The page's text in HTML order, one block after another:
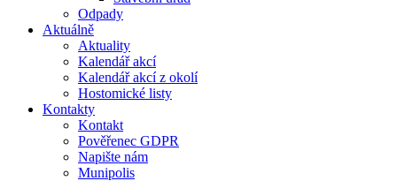
Odpady
Aktuálně
Aktuality
Kalendář akcí
Kalendář akcí z okolí
Hostomické listy
Kontakty
Kontakt
Pověřenec GDPR
Napište nám
Munipolis